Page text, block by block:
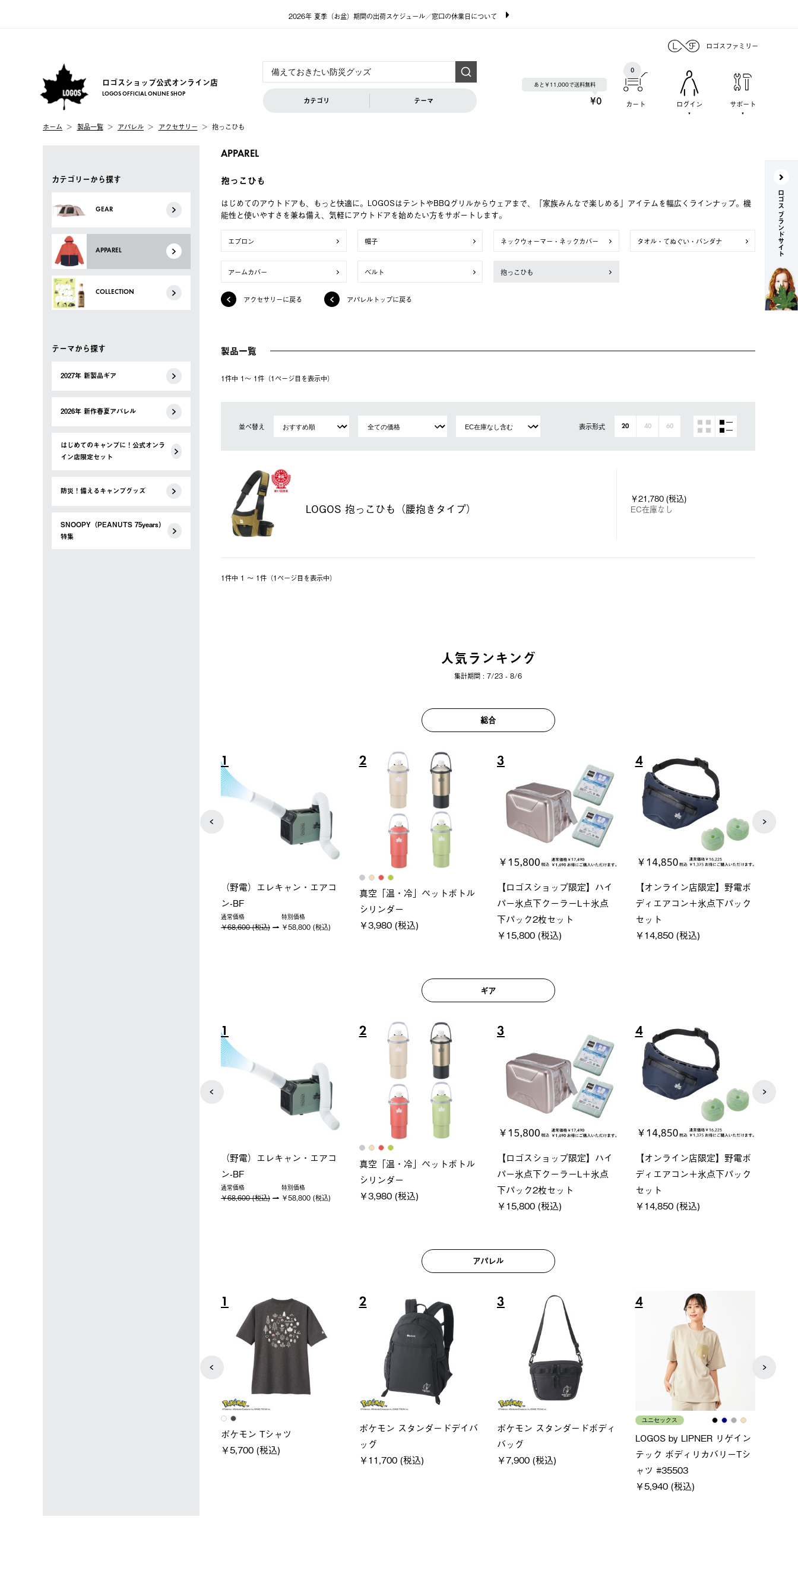
2026年 夏季（お盆）期間の出荷スケジュール／窓口の休業日について
ロゴスファミリー
ロゴスショップ公式オンライン店
LOGOS OFFICIAL ONLINE SHOP
カテゴリ テーマ
あと￥11,000で送料無料
¥0 カート
0
ログイン サポート
ホーム 製品一覧 アパレル アクセサリー 抱っこひも
カテゴリーから探す
GEAR
APPAREL
COLLECTION
テーマから探す
2027年 新製品ギア
2026年 新作春夏アパレル
はじめてのキャンプに！公式オンラ
イン店限定セット
防災！備えるキャンプグッズ
SNOOPY（PEANUTS 75years）
特集
APPAREL
抱っこひも
はじめてのアウトドアも、もっと快適に。LOGOSはテントやBBQグリルからウェアまで、「家族みんなで楽しめる」アイテムを幅広くラインナップ。機
能性と使いやすさを兼ね備え、気軽にアウトドアを始めたい方をサポートします。
エプロン 帽子 ネックウォーマー・ネックカバー タオル・てぬぐい・バンダナ
アームカバー ベルト 抱っこひも
アクセサリーに戻る アパレルトップに戻る
製品一覧
1件中 1〜 1件（1ページ⽬を表⽰中）
並べ替え 表示形式 20 40 60
LOGOS 抱っこひも（腰抱きタイプ）
￥21,780 (税込)
EC在庫なし
1件中 1 〜 1件（1ページ⽬を表⽰中）
人気ランキング
集計期間 : 7/23 - 8/6
総合
5
ソーラーブロック 風抜きQセ
ットタープ 250-BG
￥21,800 (税込)
6
ポケモン Tシャツ
￥5,700 (税込)
7
グランベーシック スペースベ
ース・オクタゴン-BJ
￥209,000 (税込)
8
Q-TOP ソーラーサンドブロッ
クサンシェード-BF
￥16,800 (税込)
ギア
ソーラーブロック 風抜きQセ
ットタープ 250-BG
￥21,800 (税込)
6
グランベーシック スペースベ
ース・オクタゴン-BJ
￥209,000 (税込)
7
Q-TOP ソーラーサンドブロッ
クサンシェード-BF
￥16,800 (税込)
8
ソーラーブロック 風抜きQセ
ットタープ 200-BG
￥18,800 (税込)
アパレル
レディース
ノーメイクフーディ
￥5,940 (税込)
6
LOGOS by LIPNER リゲイン
テック ボディリカバリーショ
ーツ #35504
7
LOGOS×FOOTMARK RAKU
SACK
￥21,780 (税込)
8
メンズ
クールタッチリラックスＴシ
ャツ
￥4,400 (税込)
ロゴス ブランドサイト